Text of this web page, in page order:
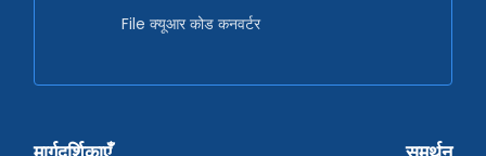
File क्यूआर कोड कनवर्टर